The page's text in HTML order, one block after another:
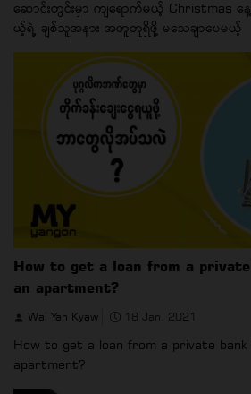
ဆောင်းတွင်းမှာ ကျရောက်မယ့် Christmas
ယ့်ရဲ့ ချစ်သူအနား အတူတူရှိဖို့ မသေချာပေမယ့်
How to get a loan from a
an apartment?
Wai Yan Kyaw 18 Jan, 2021
How to get a loan from a private bank
apartment?